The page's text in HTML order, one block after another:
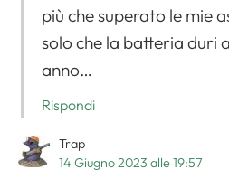
più che superato le mie
solo che la batteria duri
anno…
Rispondi
Trap
14 Giugno 2023 alle 19:57